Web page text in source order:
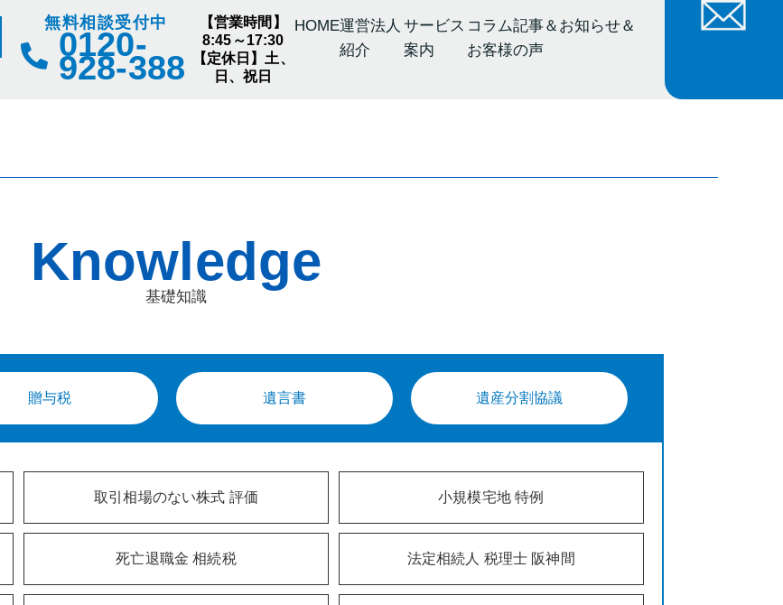
無料相談受付中
0120-
928-388
【営業時間】
8:45～17:30
【定休日】土、
日、祝日
HOME運営法人
紹介
サービス
案内
コラム記事＆お知らせ＆
お客様の声
Knowledge
基礎知識
贈与税 遺言書 遺産分割協議
取引相場のない株式 評価 小規模宅地 特例
死亡退職金 相続税 法定相続人 税理士 阪神間